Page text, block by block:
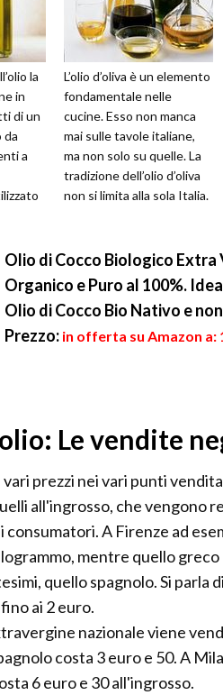
la
in
di un
da
a
L’olio d’oliva è un elemento
fondamentale nelle
cucine. Esso non manca
mai sulle tavole italiane,
ma non solo su quelle. La
tradizione dell’olio d’oliva
non si limita alla sola Italia.
Olio di Cocco Biologico Extra
Organico e Puro al 100%.
Olio di Cocco Bio Nativo e
Prezzo: in offerta su Amazon a:
Le vendite
vari prezzi nei vari punti
all'ingrosso, che vengono
consumatori. A Firenze ad
mentre quello
quello spagnolo. Si
ai 2 euro.
nazionale viene
costa 3 euro e 50. A
6 euro e 30 all'ingrosso.